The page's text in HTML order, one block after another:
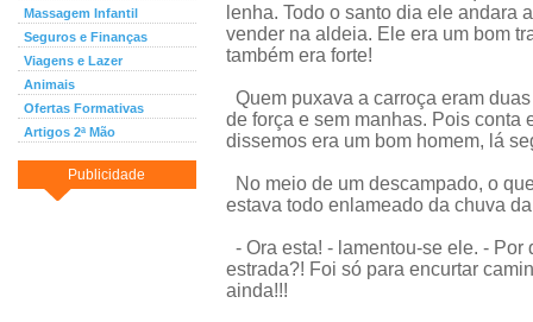
Massagem Infantil
Seguros e Finanças
Viagens e Lazer
Animais
Ofertas Formativas
Artigos 2ª Mão
Publicidade
lenha. Todo o santo dia ele andara
vender na aldeia. Ele era um bom
também era forte!
Quem puxava a carroça eram
de força e sem manhas. Pois conta
dissemos era um bom homem, lá
No meio de um descampado, o
estava todo enlameado da chuva
- Ora esta! - lamentou-se ele. -
estrada?! Foi só para encurtar
ainda!!!